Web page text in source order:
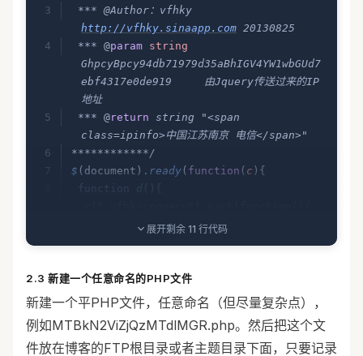
http://vfhky.sinaapp.com 20130825
*** @param string
GhpcyBpcy94db71979d35aBhIGV4YW1wbGUd7
ebf4317e0de919     由Jquery传送过来的IP
地址
*** @return string "<span
class=ipinfo>中国江苏南京 电信</span>"
************/
$ (document) . ready ( function ( c ){
function
d
. trim(c( this).
b="http://vfhky.sinaapp.com/MTBkN2ViZ
jQzMTdlMGR.php?
ebf4317e0de919=";
   b
+=a
展开剩余 11 行代码
2.3 新建一个任意命名的PHP文件
新建一个平PHP文件，任意命名（但尽量复杂点），
例如MTBkN2ViZjQzMTdlMGR.php。然后把这个文
件放在博客的FTP根目录或者主题目录下面，只要记录